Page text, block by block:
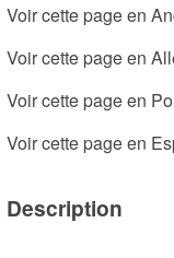
Voir cette page en
Voir cette page en
Voir cette page en
Voir cette page en
Description